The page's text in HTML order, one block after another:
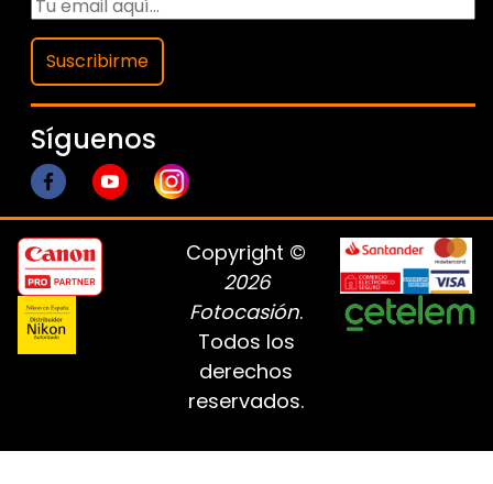
Suscribirme
Síguenos
Copyright ©
2026
Fotocasión.
Todos los
derechos
reservados.